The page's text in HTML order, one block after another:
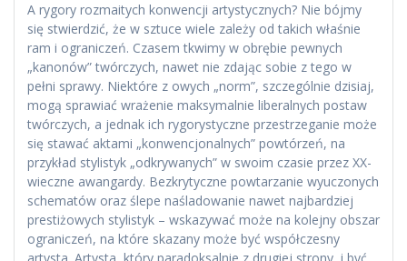
A rygory rozmaitych konwencji artystycznych? Nie bójmy
się stwierdzić, że w sztuce wiele zależy od takich właśnie
ram i ograniczeń. Czasem tkwimy w obrębie pewnych
„kanonów” twórczych, nawet nie zdając sobie z tego w
pełni sprawy. Niektóre z owych „norm”, szczególnie dzisiaj,
mogą sprawiać wrażenie maksymalnie liberalnych postaw
twórczych, a jednak ich rygorystyczne przestrzeganie może
się stawać aktami „konwencjonalnych” powtórzeń, na
przykład stylistyk „odkrywanych” w swoim czasie przez XX-
wieczne awangardy. Bezkrytyczne powtarzanie wyuczonych
schematów oraz ślepe naśladowanie nawet najbardziej
prestiżowych stylistyk – wskazywać może na kolejny obszar
ograniczeń, na które skazany może być współczesny